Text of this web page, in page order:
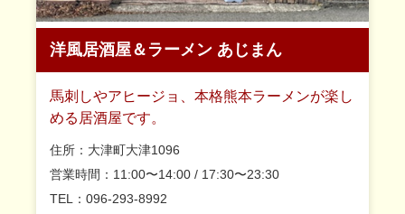
洋風居酒屋＆ラーメン あじまん
馬刺しやアヒージョ、本格熊本ラーメンが楽し
める居酒屋です。
住所：大津町大津1096
営業時間：11:00〜14:00 / 17:30〜23:30
TEL：096-293-8992